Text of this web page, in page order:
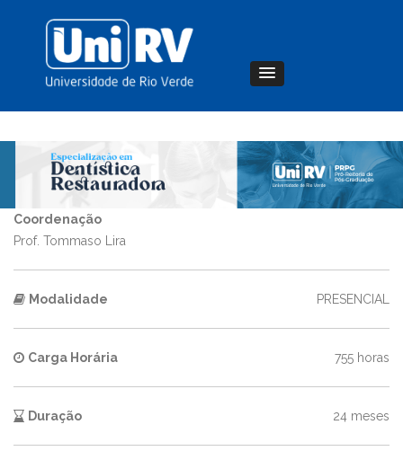
Coordenação
Prof. Tommaso Lira
Modalidade PRESENCIAL
Carga Horária 755 horas
Duração 24 meses